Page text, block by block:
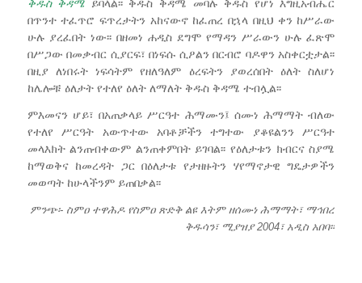
ቅዱስ ቅዳሜ ይባላል፡፡ ቅዱስ ቅዳሜ መባሉ ቅዱስ የሆነ እግዚአብሔር
በጥንተ ተፈጥሮ ፍጥረታትን አከናውኖ ከፈጠረ በኋላ በዚህ ቀን ከሥራው
ሁሉ ያረፈበት ነው፡፡ በዘመነ ሐዲስ ደግሞ የማዳን ሥራውን ሁሉ ፈጽሞ
በሥጋው በመቃብር ሲያርፍ፣ በነፍሱ ሲዖልን በርብሮ ባዶዋን አስቀርቷታል፡፡
በዚያ ለነበሩት ነፍሳትም የዘለዓለም ዕረፍትን ያወረሰበት ዕለት ስለሆነ
ከሌሎቹ ዕለታት የተለየ ዕለት ለማለት ቅዱስ ቅዳሜ ተብሏል፡፡
ምእመናን ሆይ፣ በአጠቃላይ ሥርዓተ ሕማሙን፤ ሰሙነ ሕማማት ብለው
የተለየ ሥርዓት አውጥተው አባቶቻችን ተግተው ያቆዩልንን ሥርዓተ
መላእክት ልንጠብቀውም ልንጠቀምበት ይገባል፡፡ የዕለታቱን ክብርና ስያሜ
ከማወቅና ከመረዳት ጋር በዕለታቱ የታዘዙትን ሃየማኖታዊ ግዴታዎችን
መወጣት ከሁላችንም ይጠበቃል፡፡
ምንጭ፡- ስምዐ ተዋሕዶ የስምዐ ጽድቅ ልዩ እትም ዘሰሙነ ሕማማት፣ ማኅበረ
ቅዱሳን፣ ሚያዝያ 2004፣ አዲስ አበባ፡፡